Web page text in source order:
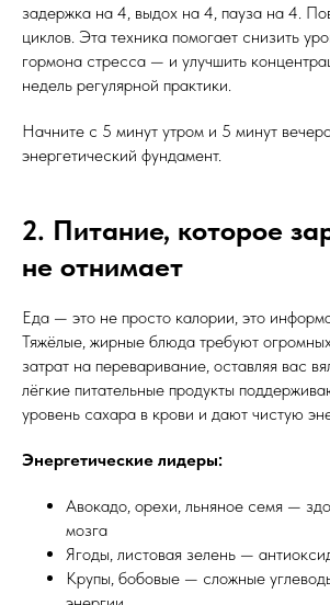
задержка на 4, выдох на 4, пауза на 4.
циклов. Эта техника помогает снизить
гормона стресса — и улучшить
недель регулярной практики.
Начните с 5 минут утром и 5 минут
энергетический фундамент.
2. Питание, которое
не отнимает
Еда — это не просто калории, это
Тяжёлые, жирные блюда требуют
затрат на переваривание, оставляя вас
лёгкие питательные продукты
уровень сахара в крови и дают чистую
Энергетические лидеры:
Авокадо, орехи, льняное семя —
мозга
Ягоды, листовая зелень —
Крупы, бобовые — сложные